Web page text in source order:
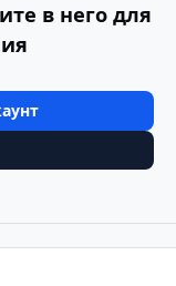
в него для